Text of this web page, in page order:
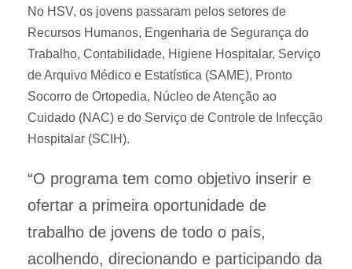
No HSV, os jovens passaram pelos setores de
Recursos Humanos, Engenharia de Segurança do
Trabalho, Contabilidade, Higiene Hospitalar, Serviço
de Arquivo Médico e Estatística (SAME), Pronto
Socorro de Ortopedia, Núcleo de Atenção ao
Cuidado (NAC) e do Serviço de Controle de Infecção
Hospitalar (SCIH).
“O programa tem como objetivo inserir e
ofertar a primeira oportunidade de
trabalho de jovens de todo o país,
acolhendo, direcionando e participando da